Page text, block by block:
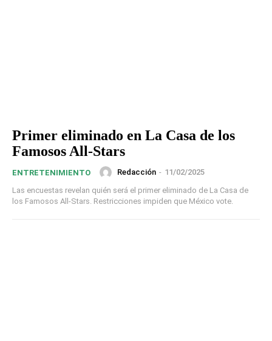
Primer eliminado en La Casa de los
Famosos All-Stars
ENTRETENIMIENTO Redacción - 11/02/2025
Las encuestas revelan quién será el primer eliminado de La Casa de
los Famosos All-Stars. Restricciones impiden que México vote.